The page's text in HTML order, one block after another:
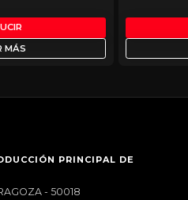
MÁS
PRINCIPAL DE
- 50018